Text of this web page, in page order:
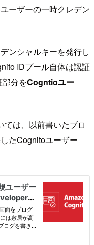
ーザーの一時クレデン
ンシャルキーを発行し
IDプール自体は認証
分をCogntioユー
は、以前書いたブロ
たCognitoユーザー